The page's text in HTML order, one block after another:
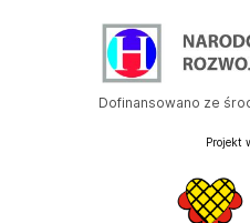
Dofinansowano ze
Projekt